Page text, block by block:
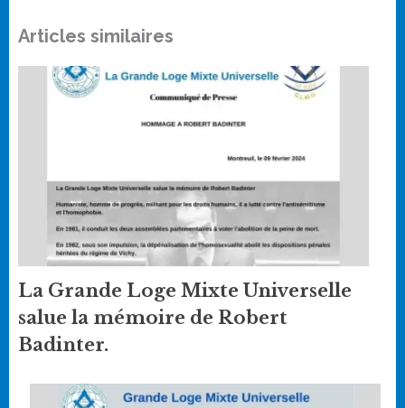
Articles similaires
La Grande Loge Mixte Universelle
salue la mémoire de Robert
Badinter.